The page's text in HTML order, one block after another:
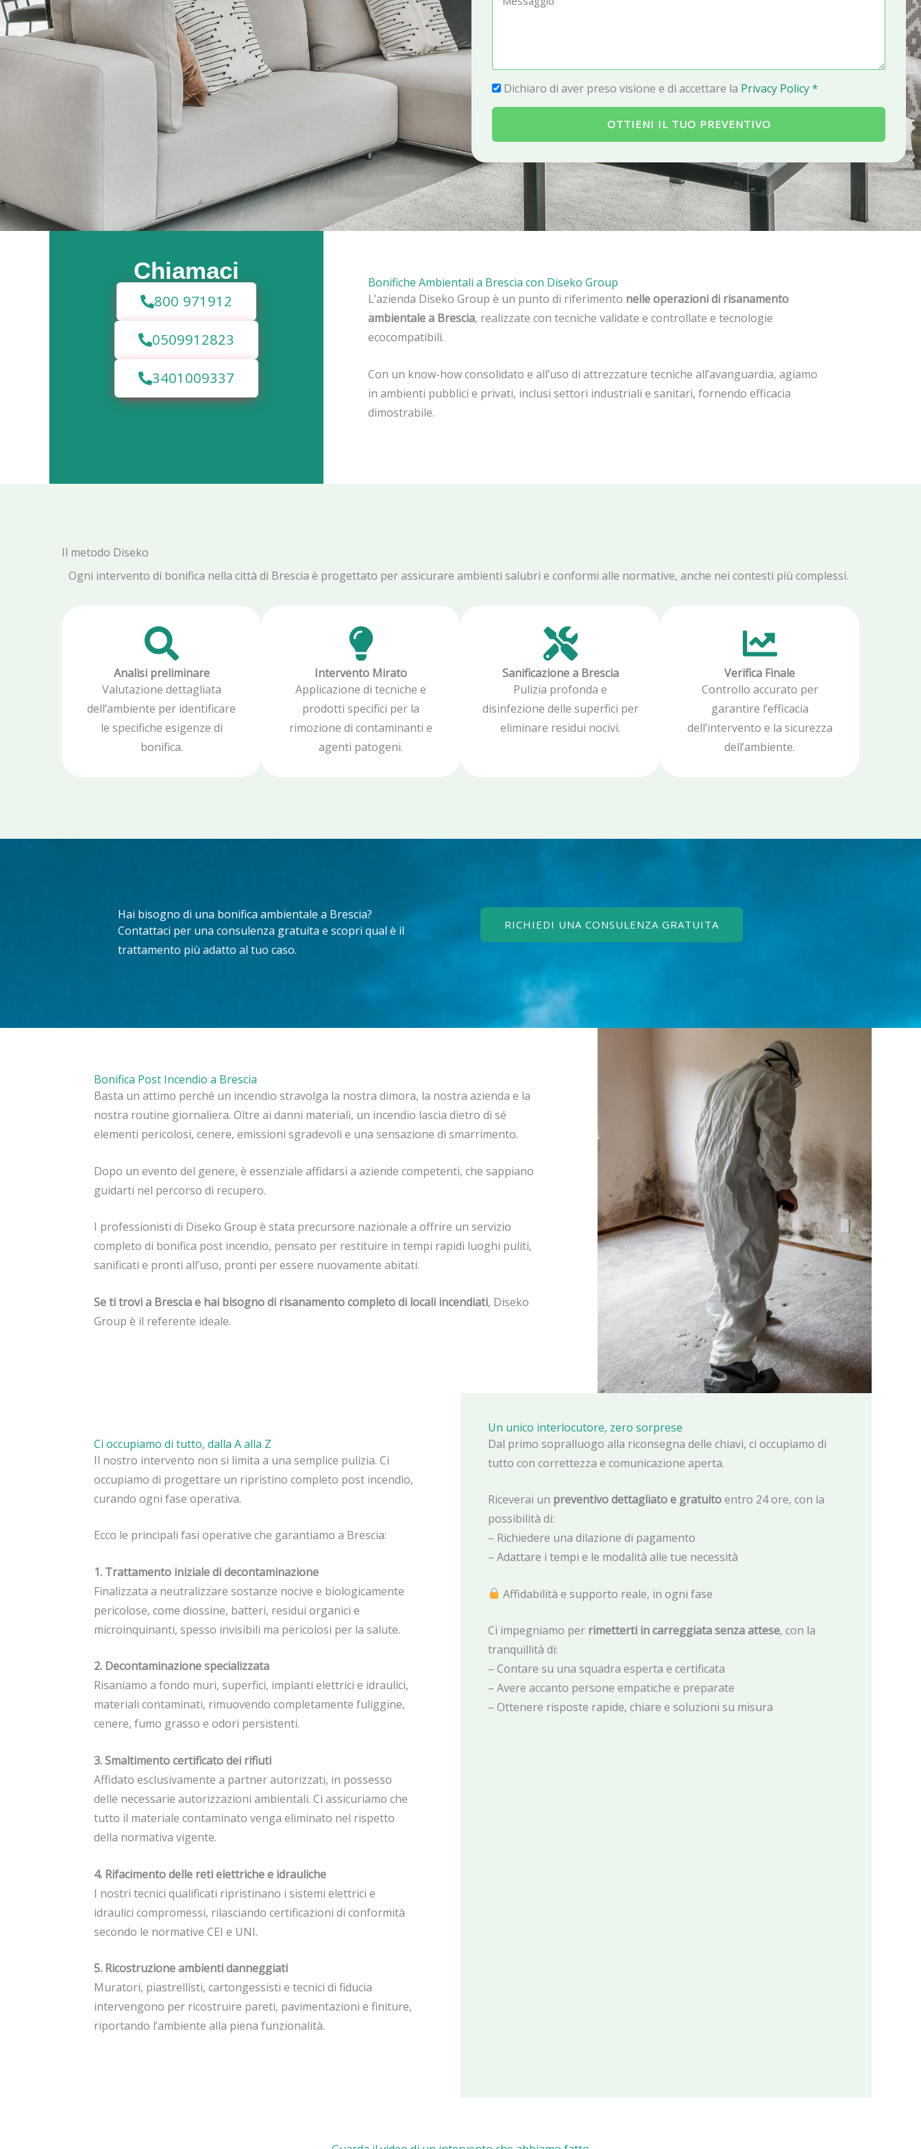
n
o
g
g
P
r
v
a
y
Dichiaro di aver preso visione e di accettare la Privacy Policy *
OTTIENI IL TUO PREVENTIVO
Chiamaci
800 971912
0509912823
3401009337
Bonifiche Ambientali a Brescia con Diseko Group
L’azienda Diseko Group è un punto di riferimento nelle operazioni di risanamento
ambientale a Brescia, realizzate con tecniche validate e controllate e tecnologie
ecocompatibili.
Con un know-how consolidato e all’uso di attrezzature tecniche all’avanguardia, agiamo
in ambienti pubblici e privati, inclusi settori industriali e sanitari, fornendo efficacia
dimostrabile.
Il metodo Diseko
Ogni intervento di bonifica nella città di Brescia è progettato per assicurare ambienti salubri e conformi alle normative, anche nei contesti più complessi.
Analisi preliminare
Valutazione dettagliata
dell’ambiente per identificare
le specifiche esigenze di
bonifica.
Intervento Mirato
Applicazione di tecniche e
prodotti specifici per la
rimozione di contaminanti e
agenti patogeni.
Sanificazione a Brescia
Pulizia profonda e
disinfezione delle superfici per
eliminare residui nocivi.
Verifica Finale
Controllo accurato per
garantire l’efficacia
dell’intervento e la sicurezza
dell’ambiente.
Hai bisogno di una bonifica ambientale a Brescia?
Contattaci per una consulenza gratuita e scopri qual è il
trattamento più adatto al tuo caso.
RICHIEDI UNA CONSULENZA GRATUITA
Bonifica Post Incendio a Brescia
Basta un attimo perché un incendio stravolga la nostra dimora, la nostra azienda e la
nostra routine giornaliera. Oltre ai danni materiali, un incendio lascia dietro di sé
elementi pericolosi, cenere, emissioni sgradevoli e una sensazione di smarrimento.
Dopo un evento del genere, è essenziale affidarsi a aziende competenti, che sappiano
guidarti nel percorso di recupero.
I professionisti di Diseko Group è stata precursore nazionale a offrire un servizio
completo di bonifica post incendio, pensato per restituire in tempi rapidi luoghi puliti,
sanificati e pronti all’uso, pronti per essere nuovamente abitati.
Se ti trovi a Brescia e hai bisogno di risanamento completo di locali incendiati, Diseko
Group è il referente ideale.
Ci occupiamo di tutto, dalla A alla Z
Il nostro intervento non si limita a una semplice pulizia. Ci
occupiamo di progettare un ripristino completo post incendio,
curando ogni fase operativa.
Ecco le principali fasi operative che garantiamo a Brescia:
1. Trattamento iniziale di decontaminazione
Finalizzata a neutralizzare sostanze nocive e biologicamente
pericolose, come diossine, batteri, residui organici e
microinquinanti, spesso invisibili ma pericolosi per la salute.
2. Decontaminazione specializzata
Risaniamo a fondo muri, superfici, impianti elettrici e idraulici,
materiali contaminati, rimuovendo completamente fuliggine,
cenere, fumo grasso e odori persistenti.
3. Smaltimento certificato dei rifiuti
Affidato esclusivamente a partner autorizzati, in possesso
delle necessarie autorizzazioni ambientali. Ci assicuriamo che
tutto il materiale contaminato venga eliminato nel rispetto
della normativa vigente.
4. Rifacimento delle reti elettriche e idrauliche
I nostri tecnici qualificati ripristinano i sistemi elettrici e
idraulici compromessi, rilasciando certificazioni di conformità
secondo le normative CEI e UNI.
5. Ricostruzione ambienti danneggiati
Muratori, piastrellisti, cartongessisti e tecnici di fiducia
intervengono per ricostruire pareti, pavimentazioni e finiture,
riportando l’ambiente alla piena funzionalità.
Un unico interlocutore, zero sorprese
Dal primo sopralluogo alla riconsegna delle chiavi, ci occupiamo di
tutto con correttezza e comunicazione aperta.
Riceverai un preventivo dettagliato e gratuitoentro 24 ore, con la
possibilità di:
– Richiedere una dilazione di pagamento
– Adattare i tempi e le modalità alle tue necessità
Affidabilità e supporto reale, in ogni fase
Ci impegniamo per rimetterti in carreggiata senza attese, con la
tranquillità di:
– Contare su una squadra esperta e certificata
– Avere accanto persone empatiche e preparate
– Ottenere risposte rapide, chiare e soluzioni su misura